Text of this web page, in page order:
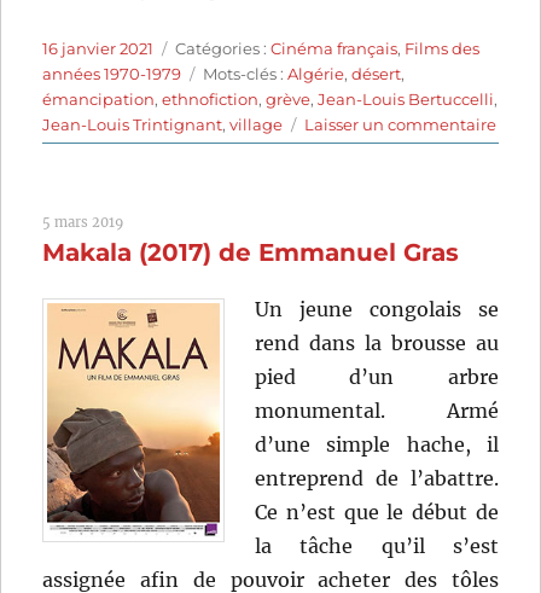
Publié
le
16 janvier 2021 Catégories
Catégories :Cinéma français, Films des
années 1970-1979
Étiquettes
Mots-clés :Algérie,désert,
émancipation,ethnofiction,grève,Jean-Louis Bertuccelli,
Jean-Louis Trintignant,village Laisser un commentairesur
5 mars 2019
Makala (2017) de Emmanuel Gras
Un jeune congolais se
rend dans la brousse au
pied d’un arbre
monumental. Armé
d’une simple hache, il
entreprend de l’abattre.
Ce n’est que le début de
la tâche qu’il s’est
assignée afin de pouvoir acheter des tôles